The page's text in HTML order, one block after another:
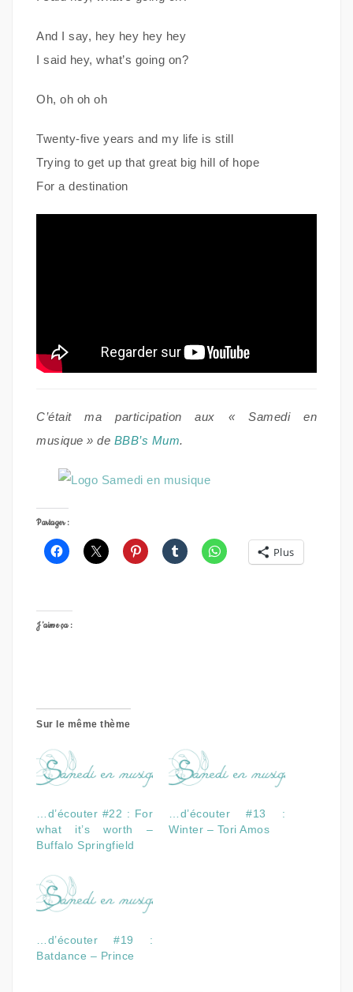
And I say, hey hey hey hey
I said hey, what’s going on?
Oh, oh oh oh
Twenty-five years and my life is still
Trying to get up that great big hill of hope
For a destination
C’était ma participation aux « Samedi en
musique » de BBB’s Mum.
Partager :
Plus
J’aime ça :
Sur le même thème
…d’écouter #22 : For
what it’s worth –
Buffalo Springfield
…d’écouter #13 :
Winter – Tori Amos
…d’écouter #19 :
Batdance – Prince